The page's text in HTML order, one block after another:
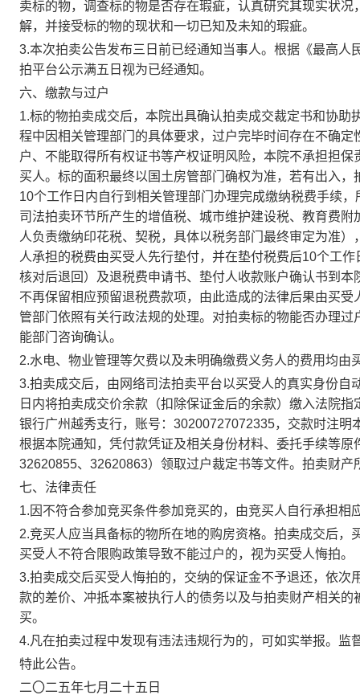
卖标的物，调查标的物是否存在瑕疵，认真研究其现实状
解，并接受标的物的现状和一切已知及未知的瑕疵。
3.本次拍卖公告发布三日前已经通知当事人。根据《最高
拍平台公示满五日视为已经通知。
六、缴款与过户
1.标的物拍卖成交后，本院出具确认拍卖成交裁定书和协
程中因相关管理部门的具体要求，过户完毕时间存在不确
户、不能取得所有权证书等产权证明风险，本院不承担担
买人。标的面积最终以国土房管部门确权为准，若有出入，
10个工作日内自行到相关管理部门办理完成缴纳税费手续
司法拍卖环节所产生的增值税、城市维护建设税、教育费
人负责缴纳印花税、契税，具体以税务部门最终审定为准
人承担的税费由买受人先行垫付，并在垫付税费后10个工作
核对后退回）及退税费申请书、垫付人收款账户确认书到
不再保留相应预留退税费款项，由此造成的法律后果由买受
管部门依照有关行政法规的处理。对拍卖标的物能否办理
能部门咨询确认。
2.水电、物业管理等欠费以及未明确缴费义务人的费用均由
3.拍卖成交后，由网络司法拍卖平台以买受人的真实身份
日内将拍卖成交价余款（扣除保证金后的余款）缴入法院指
银行广州越秀支行，账号： 30200727072335，交款时注明
根据本院通知，凭付款凭证及相关身份材料、委托手续等
32620855、 32620863）领取过户裁定书等文件。拍卖财
七、法律责任
1. 因不符合参加竞买条件参加竞买的，由竞买人自行承担相
2.竞买人应当具备标的物所在地的购房资格。拍卖成交后，
买受人不符合限购政策导致不能过户的，视为买受人悔拍。
3.拍卖成交后买受人悔拍的，交纳的保证金不予退还，依
款的差价、冲抵本案被执行人的债务以及与拍卖财产相关
买。
4.凡在拍卖过程中发现有违法违规行为的，可如实举报。监
特此公告。
二〇二五年七月二十五日